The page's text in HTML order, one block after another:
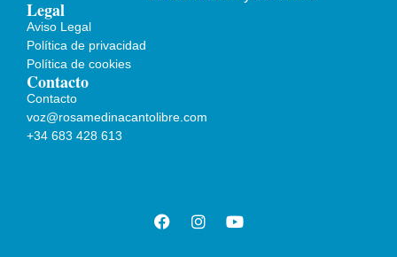
Legal
Aviso Legal
Política de privacidad
Política de cookies
Contacto
Contacto
voz@rosamedinacantolibre.com
+34 683 428 613